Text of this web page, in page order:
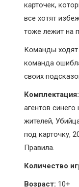
карточек,
все хотят
тоже лежит на
Команды ходят
команда
своих
Комплектация:
агентов
жителей,
под карточку,
Правила.
Количество
Возраст: 10+